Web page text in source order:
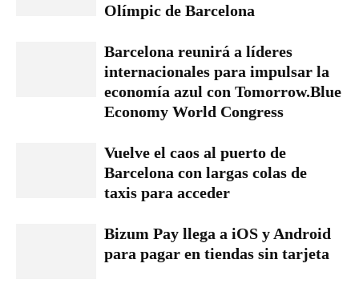
Olímpic de Barcelona
Barcelona reunirá a líderes
internacionales para impulsar la
economía azul con Tomorrow.Blue
Economy World Congress
Vuelve el caos al puerto de
Barcelona con largas colas de
taxis para acceder
Bizum Pay llega a iOS y Android
para pagar en tiendas sin tarjeta